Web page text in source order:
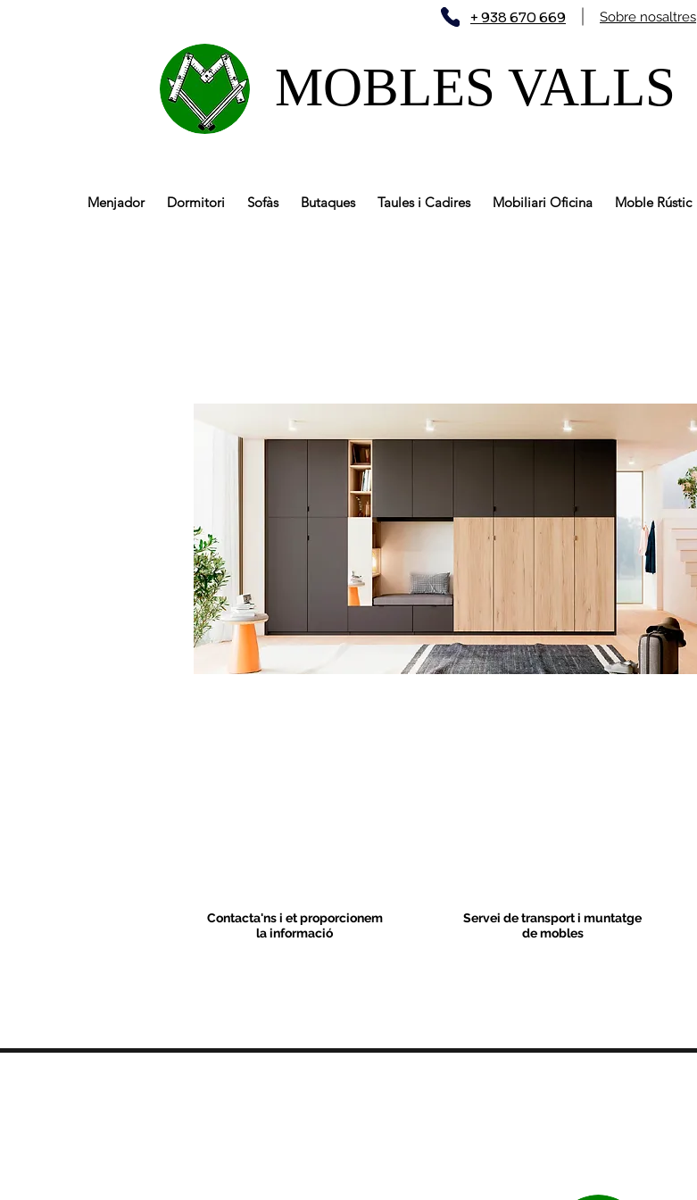
Sobre nosaltres
+ 938 670 669
MOBLES VALLS
Menjador Dormitori Sofàs Butaques Taules i Cadires Mobiliari Oficina Moble Rústic
Contacta'ns i et proporcionem
la informació
Servei de transport i muntatge
de mobles